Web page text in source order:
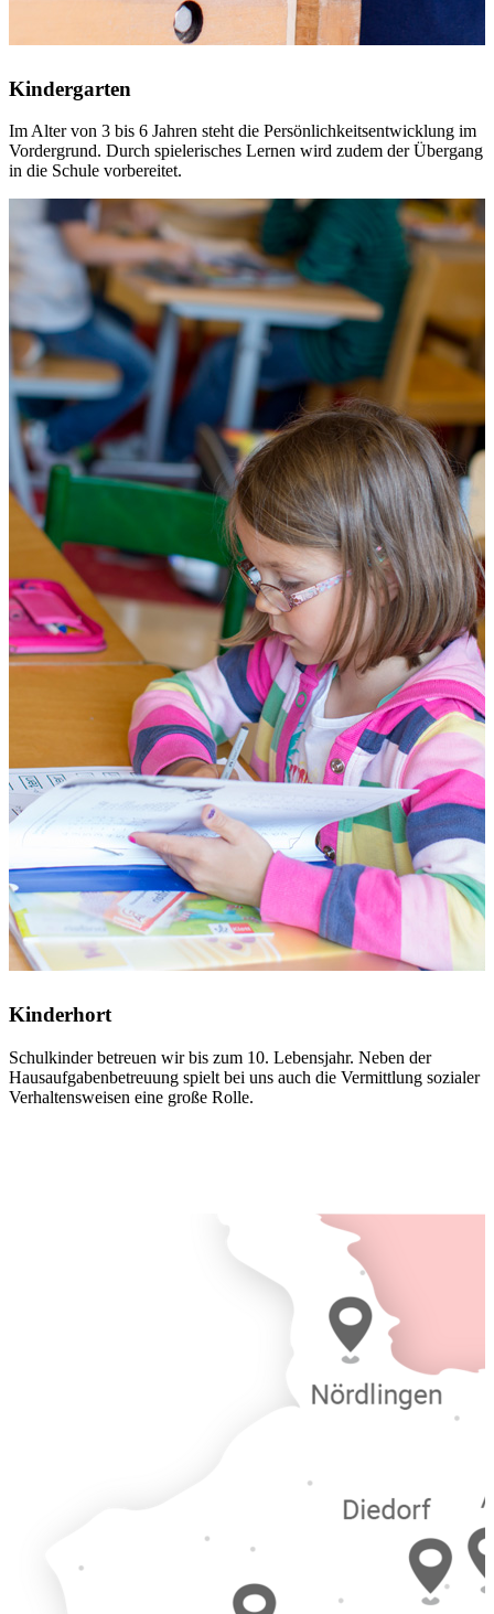
Kindergarten
Im Alter von 3 bis 6 Jahren steht die Persönlichkeitsentwicklung im
Vordergrund. Durch spielerisches Lernen wird zudem der Übergang
in die Schule vorbereitet.
Kinderhort
Schulkinder betreuen wir bis zum 10. Lebensjahr. Neben der
Hausaufgabenbetreuung spielt bei uns auch die Vermittlung sozialer
Verhaltensweisen eine große Rolle.